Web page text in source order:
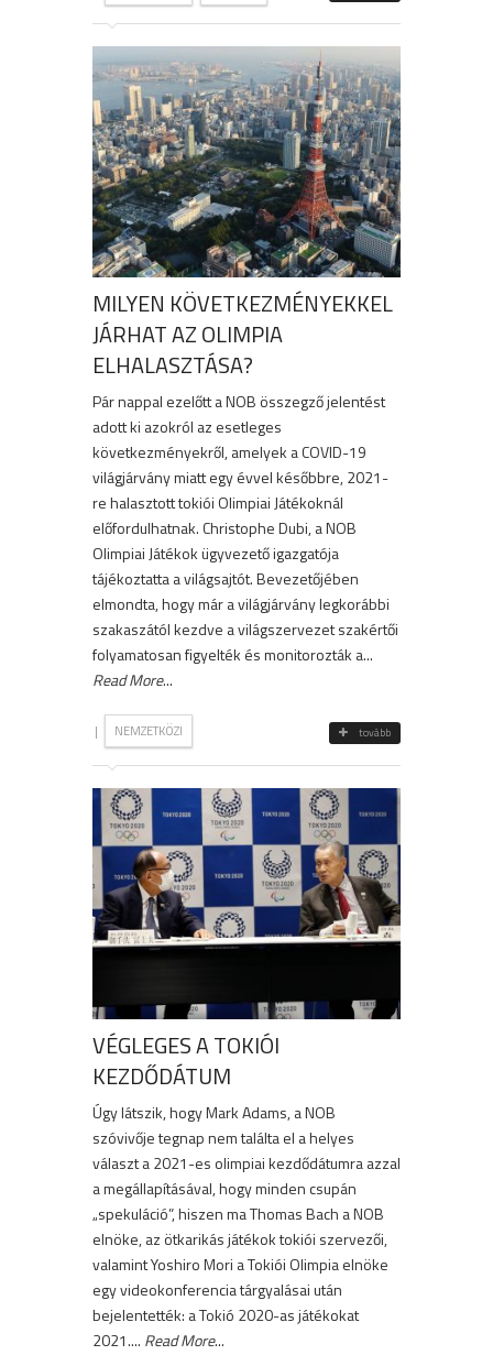
MILYEN KÖVETKEZMÉNYEKKEL
JÁRHAT AZ OLIMPIA
ELHALASZTÁSA?
Pár nappal ezelőtt a NOB összegző jelentést
adott ki azokról az esetleges
következményekről, amelyek a COVID-19
világjárvány miatt egy évvel későbbre, 2021-
re halasztott tokiói Olimpiai Játékoknál
előfordulhatnak. Christophe Dubi, a NOB
Olimpiai Játékok ügyvezető igazgatója
tájékoztatta a világsajtót. Bevezetőjében
elmondta, hogy már a világjárvány legkorábbi
szakaszától kezdve a világszervezet szakértői
folyamatosan figyelték és monitorozták a...
Read More...
| NEMZETKÖZI tovább
VÉGLEGES A TOKIÓI
KEZDŐDÁTUM
Úgy látszik, hogy Mark Adams, a NOB
szóvivője tegnap nem találta el a helyes
választ a 2021-es olimpiai kezdődátumra azzal
a megállapításával, hogy minden csupán
„spekuláció”, hiszen ma Thomas Bach a NOB
elnöke, az ötkarikás játékok tokiói szervezői,
valamint Yoshiro Mori a Tokiói Olimpia elnöke
egy videokonferencia tárgyalásai után
bejelentették: a Tokió 2020-as játékokat
2021.... Read More...